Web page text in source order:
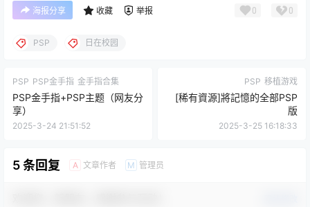
海报分享 收藏 举报 0 0
PSP 日在校园
PSP PSP金手指 金手指合集
PSP金手指+PSP主题（网友分
享）
2025-3-24 21:51:52
PSP 移植游戏
[稀有資源]將記憶的全部PSP
版
2025-3-25 16:18:33
5 条回复 A 文章作者 M 管理员